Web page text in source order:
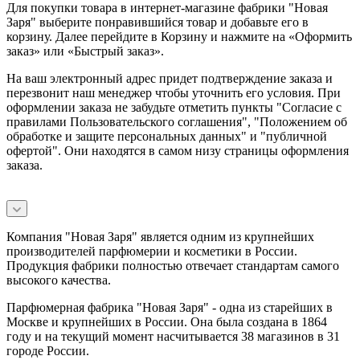
Для покупки товара в интернет-магазине фабрики "Новая
Заря" выберите понравившийся товар и добавьте его в
корзину. Далее перейдите в Корзину и нажмите на «Оформить
заказ» или «Быстрый заказ».
На ваш электронный адрес придет подтверждение заказа и
перезвонит наш менеджер чтобы уточнить его условия. При
оформлении заказа не забудьте отметить пункты "Согласие с
правилами Пользовательского соглашения", "Положением об
обработке и защите персональных данных" и "публичной
офертой". Они находятся в самом низу страницы оформления
заказа.
Компания "Новая Заря" является одним из крупнейших
производителей парфюмерии и косметики в России.
Продукция фабрики полностью отвечает стандартам самого
высокого качества.
Парфюмерная фабрика "Новая Заря" - одна из старейших в
Москве и крупнейших в России. Она была создана в 1864
году и на текущий момент насчитывается 38 магазинов в 31
городе России.